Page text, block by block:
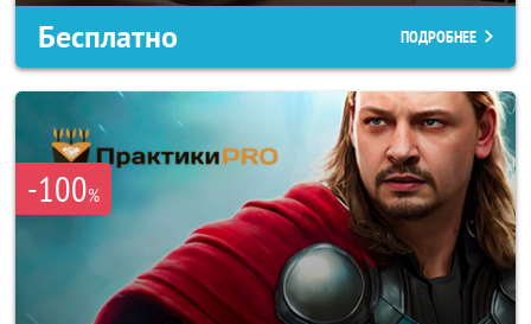
Бесплатно ПОДРОБНЕЕ
-100%